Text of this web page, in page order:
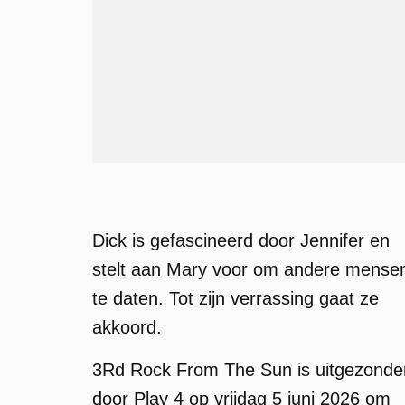
Dick is gefascineerd door Jennifer en
stelt aan Mary voor om andere
te daten. Tot zijn verrassing gaat ze
akkoord.
3Rd Rock From The Sun is
door Play 4 op vrijdag 5 juni 2026 om